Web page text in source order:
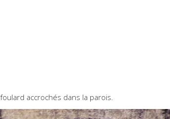
accrochés dans la parois.